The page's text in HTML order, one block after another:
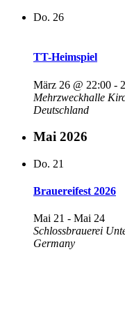
Do. 26
TT-Heimspiel
März 26 @ 22:00 -
Mehrzweckhalle
Deutschland
Mai 2026
Do. 21
Brauereifest 2026
Mai 21 - Mai 24
Schlossbrauerei
Germany